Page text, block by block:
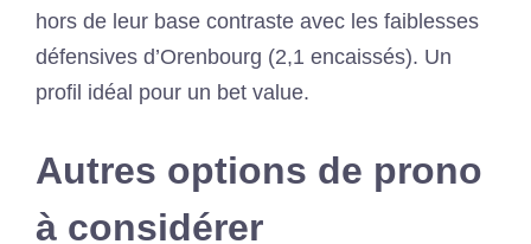
hors de leur base contraste avec les faiblesses
défensives d’Orenbourg (2,1 encaissés). Un
profil idéal pour un bet value.
Autres options de prono
à considérer